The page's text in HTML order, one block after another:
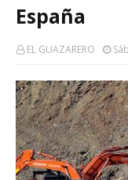
España
EL GUAZARERO